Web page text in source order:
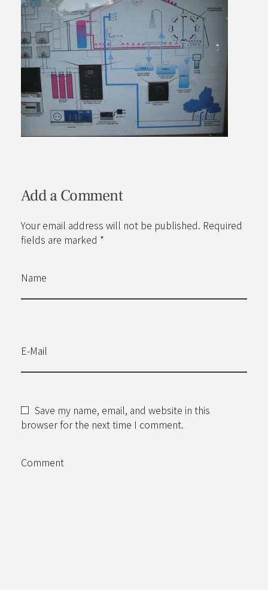
Add a Comment
Your email address will not be published. Required
fields are marked *
Name
E-Mail
Save my name, email, and website in this
browser for the next time I comment.
Comment